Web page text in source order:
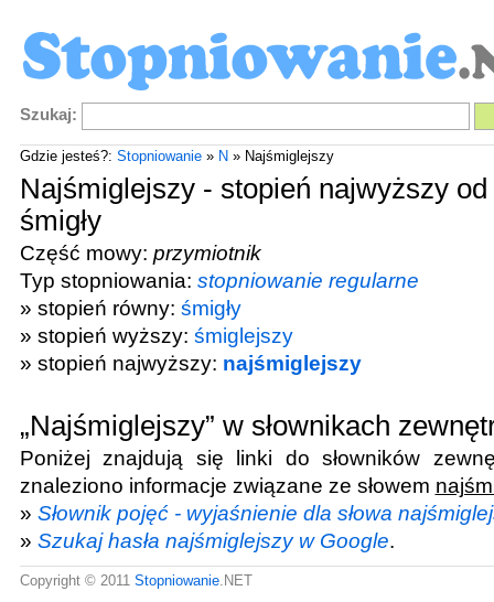
Szukaj:
Gdzie jesteś?: Stopniowanie» N » Najśmiglejszy
Najśmiglejszy - stopień najwyższy
śmigły
Część mowy: przymiotnik
Typ stopniowania: stopniowanie regularne
» stopień równy: śmigły
» stopień wyższy: śmiglejszy
» stopień najwyższy: najśmiglejszy
„Najśmiglejszy” w słownikach
Poniżej znajdują się linki do słowników
znaleziono informacje związane ze słowem
» Słownik pojęć - wyjaśnienie dla słowa
» Szukaj hasła najśmiglejszy w Google.
Copyright © 2011 Stopniowanie.NET